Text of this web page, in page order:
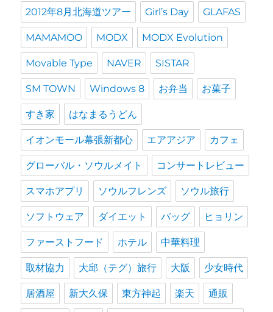
2012年8月北海道ツアー Girl’s Day GLAFAS
MAMAMOO MODX MODX Evolution
Movable Type NAVER SISTAR
SM TOWN Windows 8 お弁当 お菓子
すき家 はなまるうどん
イオンモール幕張新都心 エアアジア カフェ
グローバル・ソウルメイト コンサートレビュー
スマホアプリ ソウルフレンズ ソウル旅行
ソフトウェア ダイエット バッグ ヒョリン
ファーストフード ホテル 中華料理
取材協力 大邱（テグ）旅行 大阪 少女時代
居酒屋 新大久保 東方神起 楽天 通販